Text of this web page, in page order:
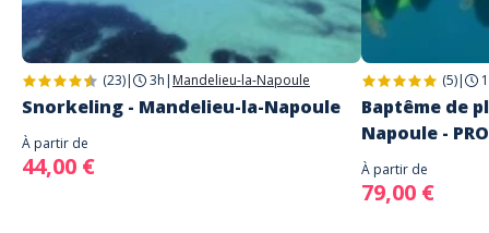
(23)| 3h | Mandelieu-la-Napoule
Snorkeling - Mandelieu-la-Napoule
À partir de
44,00 €
(5)|
Baptême de
Napoule -
À partir de
79,00 €